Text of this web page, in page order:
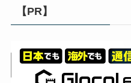
【PR】